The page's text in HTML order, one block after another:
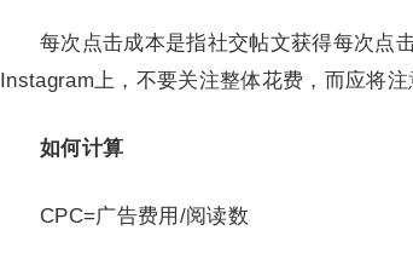
每次点击成本是指社交帖文获得每次点
Instagram上，不要关注整体花费，而应将注
如何计算
CPC=广告费用/阅读数